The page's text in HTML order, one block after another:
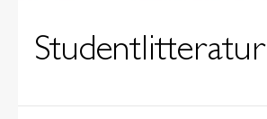
Studentlitteratur